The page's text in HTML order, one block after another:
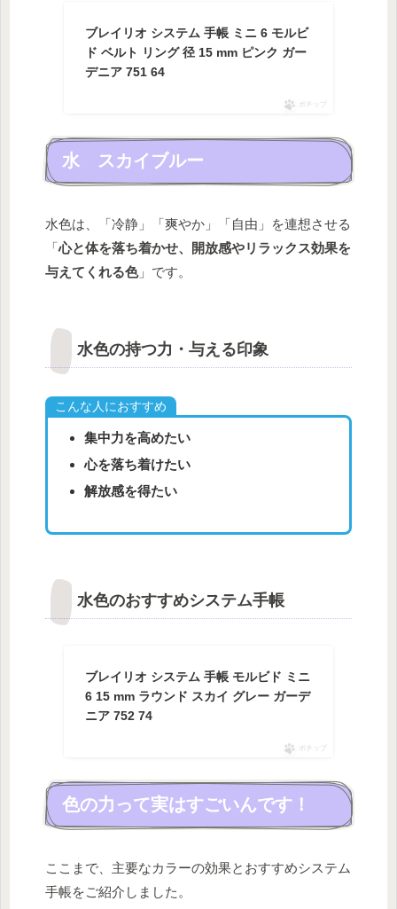
ブレイリオ システム 手帳 ミニ 6 モルビ
ド ベルト リング 径 15 mm ピンク ガー
デニア 751 64
ポチップ
水 スカイブルー
水色は、「冷静」「爽やか」「自由」を連想させる
「心と体を落ち着かせ、開放感やリラックス効果を
与えてくれる色」です。
水色の持つ力・与える印象
こんな人におすすめ
集中力を高めたい
心を落ち着けたい
解放感を得たい
水色のおすすめシステム手帳
ブレイリオ システム 手帳 モルビド ミニ
6 15 mm ラウンド スカイ グレー ガーデ
ニア 752 74
ポチップ
色の力って実はすごいんです！
ここまで、主要なカラーの効果とおすすめシステム
手帳をご紹介しました。